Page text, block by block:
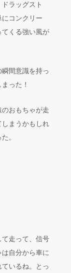
ラッグスト
コンクリー
てくる強い風が
間意識を持っ
った！
おもちゃが走
まうかもしれ
。
て走って、信号
自分から車に
いるね。とっ